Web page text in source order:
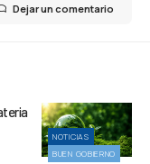
Dejar un comentario
NOTICIAS
BUEN GOBIERNO